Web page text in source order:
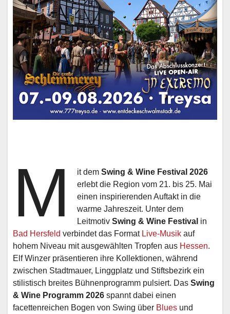
M it demSwing & Wine Festival 2026
erlebt die Region vom 21. bis 25. Mai
einen inspirierenden Auftakt in die
warme Jahreszeit. Unter dem
LeitmotivSwing & Wine Festival in
Bad Hersfeld verbindet das Format Live-Musik auf
hohem Niveau mit ausgewählten Tropfen aus Hessen.
Elf Winzer präsentieren ihre Kollektionen, während
zwischen Stadtmauer, Linggplatz und Stiftsbezirk ein
stilistisch breites Bühnenprogramm pulsiert. Das Swing
& Wine Programm 2026 spannt dabei einen
facettenreichen Bogen von Swing über Blues und